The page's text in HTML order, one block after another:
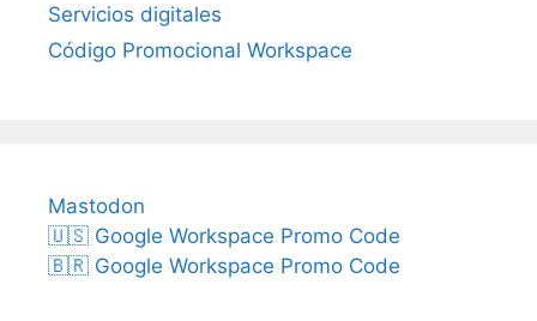
Servicios digitales
Código Promocional Workspace
Mastodon
🇺🇸 Google Workspace Promo Code
🇧🇷 Google Workspace Promo Code